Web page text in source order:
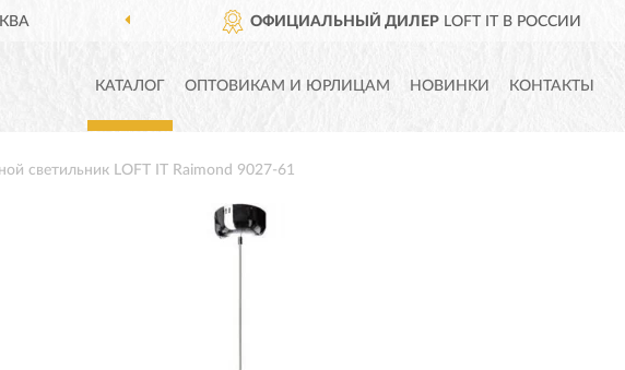
ОФИЦИАЛЬНЫЙ ДИЛЕР LOFT IT В РОССИИ
КАТАЛОГ ОПТОВИКАМ И ЮРЛИЦАМ НОВИНКИ КОНТАКТЫ
светильник LOFT IT Raimond 9027-61